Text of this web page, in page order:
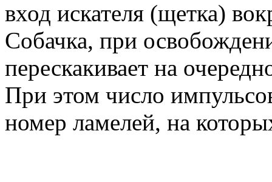
вход искателя (щетка)
Собачка, при
перескакивает на
При этом число
номер ламелей, на